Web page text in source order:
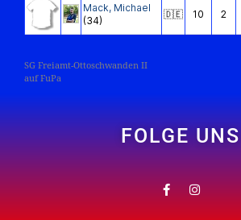
Mack, Michael
(34)
🇩🇪 10 2
SG Freiamt-Ottoschwanden II
auf FuPa
FOLGE UNS